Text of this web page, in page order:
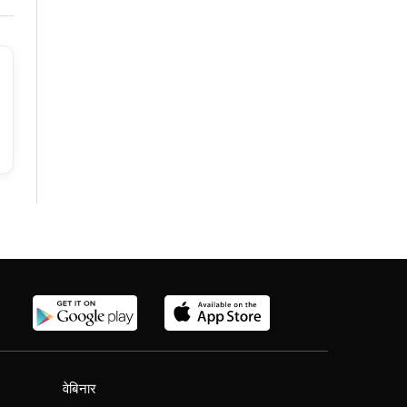
वेबिनार